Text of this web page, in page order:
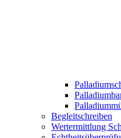
Begleitschreiben
Wertermittlung